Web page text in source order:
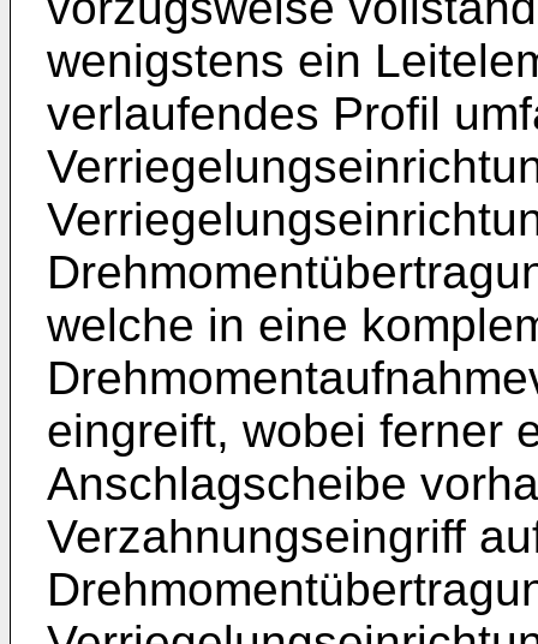
wenigstens ein
verlaufendes Profil
welche in eine
eingreift, wobei ferner
Anschlagscheibe
Verzahnungseingriff